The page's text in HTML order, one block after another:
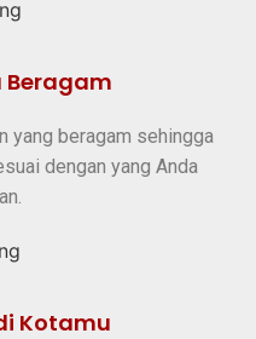
Beragam
yang beragam sehingga
dengan yang Anda
Kotamu